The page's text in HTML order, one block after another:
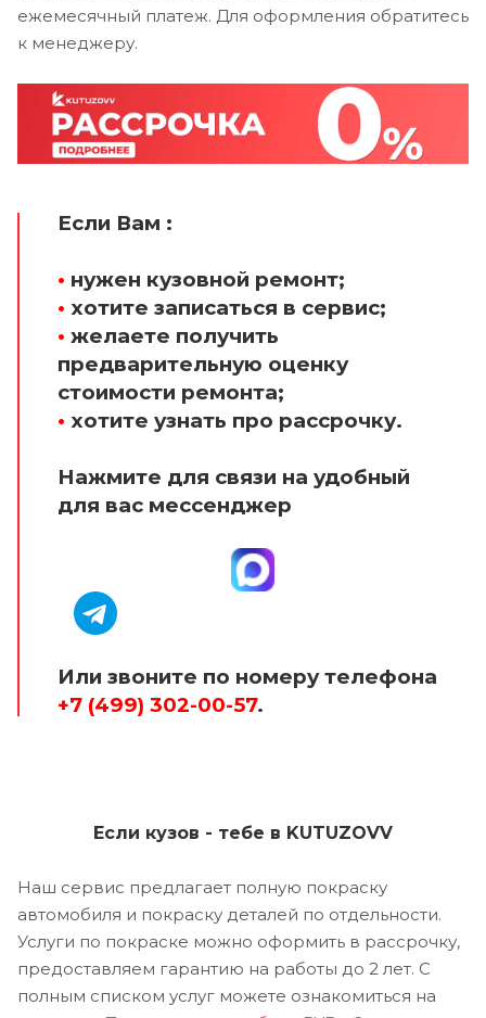
ежемесячный платеж. Для оформления обратитесь
к менеджеру.
Если Вам :
• нужен кузовной ремонт;
• хотите записаться в сервис;
• желаете получить
предварительную оценку
стоимости ремонта;
• хотите узнать про рассрочку.
Нажмите для связи на удобный
для вас мессенджер
Или звоните по номеру телефона
+7 (499) 302-00-57.
Если кузов - тебе в KUTUZOVV
Наш сервис предлагает полную покраску
автомобиля и покраску деталей по отдельности.
Услуги по покраске можно оформить в рассрочку,
предоставляем гарантию на работы до 2 лет. С
полным списком услуг можете ознакомиться на